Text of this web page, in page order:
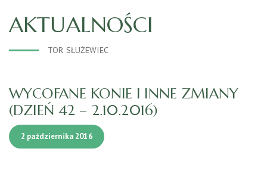
AKTUALNOŚCI
TOR SŁUŻEWIEC
WYCOFANE KONIE I INNE ZMIANY
(DZIEŃ 42 – 2.10.2016)
2 października 2016